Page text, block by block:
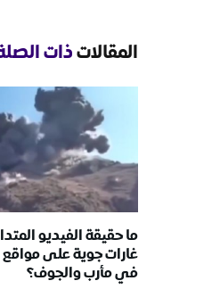
المقالاتذات
ما حقيقة الفيديو
غارات جوية على مواقع
في مأرب والجوف؟